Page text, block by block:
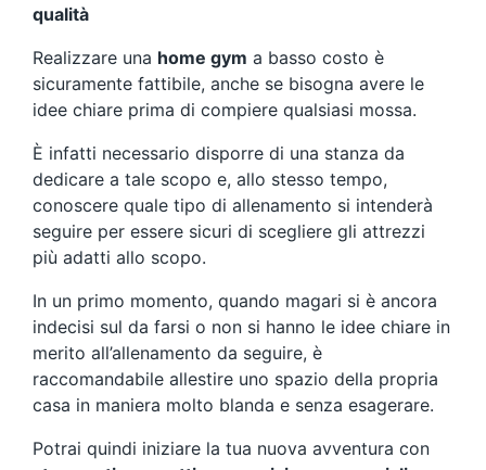
qualità
Realizzare una home gym a basso costo è
sicuramente fattibile, anche se bisogna avere le
idee chiare prima di compiere qualsiasi mossa.
È infatti necessario disporre di una stanza da
dedicare a tale scopo e, allo stesso tempo,
conoscere quale tipo di allenamento si intenderà
seguire per essere sicuri di scegliere gli attrezzi
più adatti allo scopo.
In un primo momento, quando magari si è ancora
indecisi sul da farsi o non si hanno le idee chiare in
merito all’allenamento da seguire, è
raccomandabile allestire uno spazio della propria
casa in maniera molto blanda e senza esagerare.
Potrai quindi iniziare la tua nuova avventura con